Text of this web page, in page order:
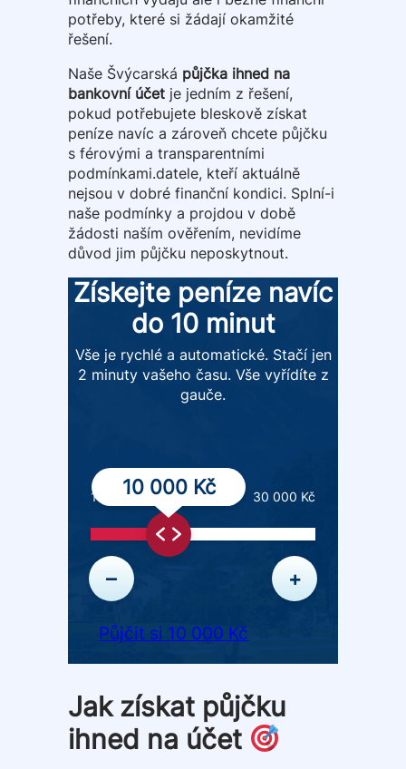
potřeby, které si žádají okamžité
řešení.
Naše Švýcarská půjčka ihned na
bankovní účet je jedním z řešení,
pokud potřebujete bleskově získat
peníze navíc a zároveň chcete půjčku
s férovými a transparentními
podmínkami.datele, kteří aktuálně
nejsou v dobré finanční kondici. Splní-i
naše podmínky a projdou v době
žádosti naším ověřením, nevidíme
důvod jim půjčku neposkytnout.
Získejte peníze navíc
do 10 minut
Vše je rychlé a automatické. Stačí jen
2 minuty vašeho času. Vše vyřídíte z
gauče.
10 000 Kč
– +
1 000 Kč 30 000 Kč
Půjčit si 10 000 Kč
Jak získat půjčku
ihned na účet